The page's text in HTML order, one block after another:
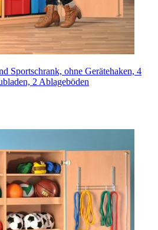
Sportschrank, ohne Gerätehaken, 4
2 Ablageböden